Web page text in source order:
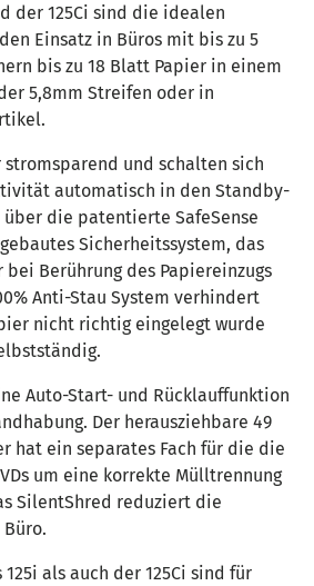
der 125Ci sind die idealen
Einsatz in Büros mit bis zu 5
bis zu 18 Blatt Papier in einem
5,8mm Streifen oder in
stromsparend und schalten sich
automatisch in den Standby-
über die patentierte SafeSense
Sicherheitssystem, das
Berührung des Papiereinzugs
Anti-Stau System verhindert
nicht richtig eingelegt wurde
Auto-Start- und Rücklauffunktion
Der herausziehbare 49
hat ein separates Fach für die die
um eine korrekte Mülltrennung
SilentShred reduziert die
als auch der 125Ci sind für